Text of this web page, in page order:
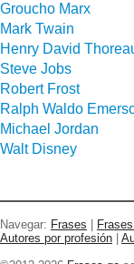
Groucho Marx
Mark Twain
Henry David
Steve Jobs
Robert Frost
Ralph Waldo
Michael Jordan
Walt Disney
Navegar: Frases
Autores por profesión